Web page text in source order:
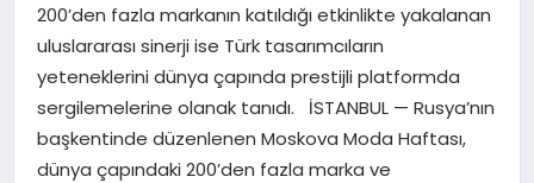
SIYASET
SPOR
TEKNOLOJI
200’den fazla markanın katıldığı etkinlikte yakalanan
uluslararası sinerji ise Türk tasarımcıların
yeteneklerini dünya çapında prestijli platformda
sergilemelerine olanak tanıdı. İSTANBUL — Rusya’nın
başkentinde düzenlenen Moskova Moda Haftası,
dünya çapındaki 200’den fazla marka ve